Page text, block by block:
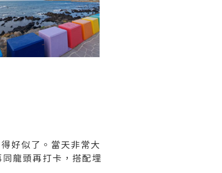
好似了。當天非常大
龍頭再打卡，搭配埋